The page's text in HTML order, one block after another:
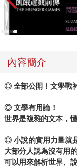
內容簡介
◎ 全部公開！文學戰
◎ 文學有用論！
世界是複雜的文本，
◎ 小說的實用力量就
大部分人認為沒有用
可以用來解析世界、